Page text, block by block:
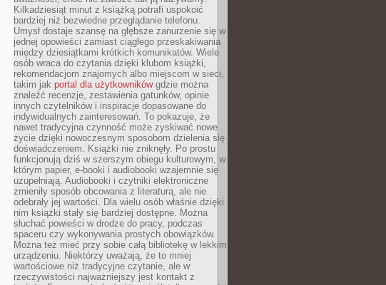
Kilkadziesiąt minut z książką potrafi uspokoić
bardziej niż bezwiedne przeglądanie telefonu.
Umysł dostaje szansę na głębsze zanurzenie się w
jednej opowieści zamiast ciągłego przeskakiwania
między dziesiątkami krótkich komunikatów. Wiele
osób wraca do czytania dzięki klubom książki,
rekomendacjom znajomych albo miejscom w sieci,
takim jak portal dla użytkownikówgdzie można
znaleźć recenzje, zestawienia gatunków, opinie
innych czytelników i inspiracje dopasowane do
indywidualnych zainteresowań. To pokazuje, że
nawet tradycyjna czynność może zyskiwać nowe
życie dzięki nowoczesnym sposobom dzielenia się
doświadczeniem. Książki nie zniknęły. Po prostu
funkcjonują dziś w szerszym obiegu kulturowym, w
którym papier, e-booki i audiobooki wzajemnie się
uzupełniają. Audiobooki i czytniki elektroniczne
zmieniły sposób obcowania z literaturą, ale nie
odebrały jej wartości. Dla wielu osób właśnie dzięki
nim książki stały się bardziej dostępne. Można
słuchać powieści w drodze do pracy, podczas
spaceru czy wykonywania prostych obowiązków.
Można też mieć przy sobie całą bibliotekę w lekkim
urządzeniu. Niektórzy uważają, że to mniej
wartościowe niż tradycyjne czytanie, ale w
rzeczywistości najważniejszy jest kontakt z